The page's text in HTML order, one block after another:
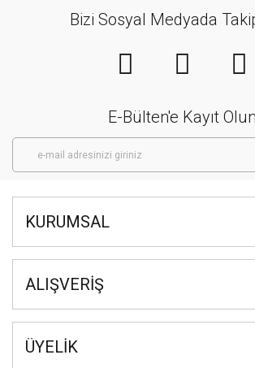
Bizi Sosyal Medyada
E-Bülten'e Kayıt Olun
KURUMSAL
ALIŞVERİŞ
ÜYELİK